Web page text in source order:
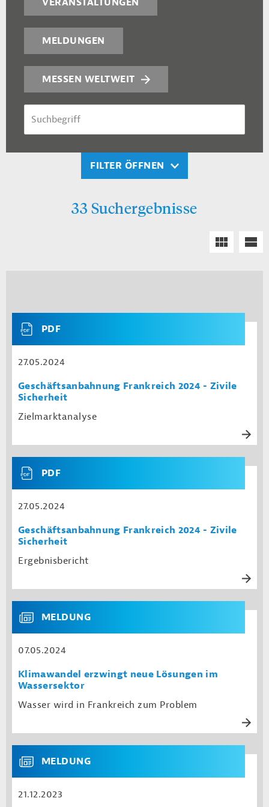
VERANSTALTUNGEN
MELDUNGEN
MESSEN WELTWEIT
FILTER ÖFFNEN
33 Suchergebnisse
PDF
27.05.2024
Geschäftsanbahnung Frankreich 2024 - Zivile
Sicherheit
Zielmarktanalyse
PDF
27.05.2024
Geschäftsanbahnung Frankreich 2024 - Zivile
Sicherheit
Ergebnisbericht
MELDUNG
07.05.2024
Klimawandel erzwingt neue Lösungen im
Wassersektor
Wasser wird in Frankreich zum Problem
MELDUNG
21.12.2023